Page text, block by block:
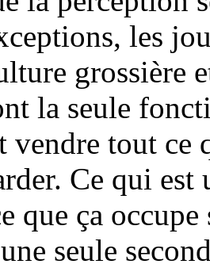
les
grossière
la seule
vendre tout ce
Ce qui est
que ça
seule